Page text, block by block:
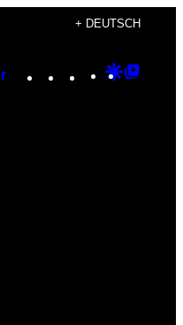
+ DEUTSCH
Instagram
TikTok
YouTube
Google